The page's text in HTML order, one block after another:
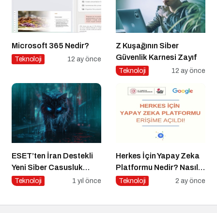
Microsoft 365 Nedir?
Teknoloji 12 ay önce
Z Kuşağının Siber
Güvenlik Karnesi Zayıf
Teknoloji 12 ay önce
ESET’ten İran Destekli
Yeni Siber Casusluk
Operasyonu Uyarısı
Teknoloji 1 yıl önce
Herkes İçin Yapay Zeka
Platformu Nedir? Nasıl
Kullanılır?
Teknoloji 2 ay önce